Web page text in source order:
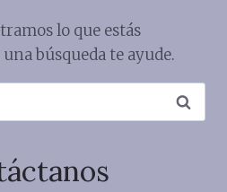
lo que estás
búsqueda te ayude.